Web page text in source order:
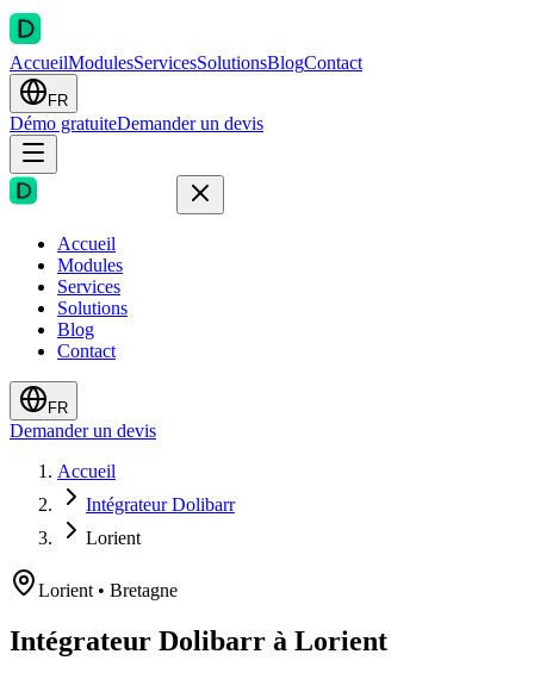
AccueilModulesServicesSolutionsBlogContact
FR
Démo gratuiteDemander un devis
Accueil
Modules
Services
Solutions
Blog
Contact
FR
Demander un devis
Accueil
Intégrateur Dolibarr
Lorient
Lorient • Bretagne
Intégrateur Dolibarr à Lorient